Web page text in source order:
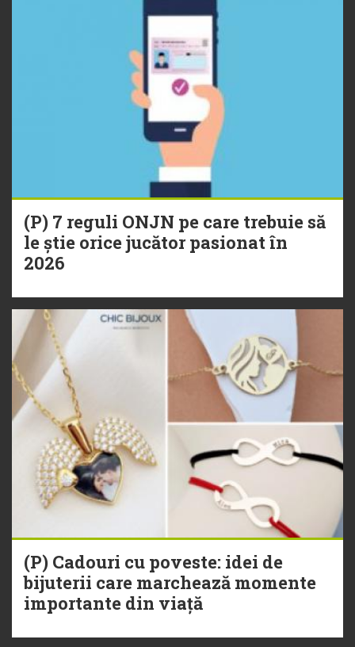
(P) 7 reguli ONJN pe care trebuie să
le știe orice jucător pasionat în
2026
(P) Cadouri cu poveste: idei de
bijuterii care marchează momente
importante din viață